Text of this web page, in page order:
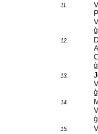
11.
12.
13.
14.
15.